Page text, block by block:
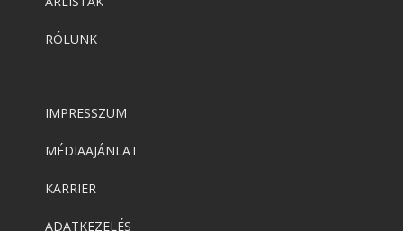
RÓLUNK
IMPRESSZUM
MÉDIAAJÁNLAT
KARRIER
ADATKEZELÉS